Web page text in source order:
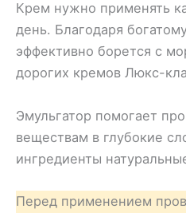
Крем нужно применять
день. Благодаря
эффективно борется с
дорогих кремов Люкс-
Эмульгатор помогает
веществам в глубокие
ингредиенты
Перед применением